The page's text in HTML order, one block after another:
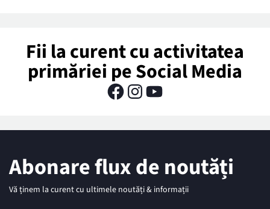
Fii la curent cu activitatea
primăriei pe Social Media
Abonare flux de noutăți
Vă ținem la curent cu ultimele noutăți & informații